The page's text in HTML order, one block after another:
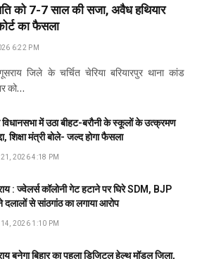
को 7-7 साल की सजा, अवैध हथियार
का फैसला
6:22 PM
जिले के चर्चित चेरिया बरियारपुर थाना कांड
को…
विधानसभा में उठा बीहट-बरौनी के स्कूलों के उत्क्रमण
शिक्षा मंत्री बोले- जल्द होगा फैसला
2026 4:18 PM
: ज्वेलर्स कॉलोनी गेट हटाने पर घिरे SDM, BJP
दलालों से सांठगांठ का लगाया आरोप
2026 1:10 PM
बनेगा बिहार का पहला डिजिटल हेल्थ मॉडल जिला,